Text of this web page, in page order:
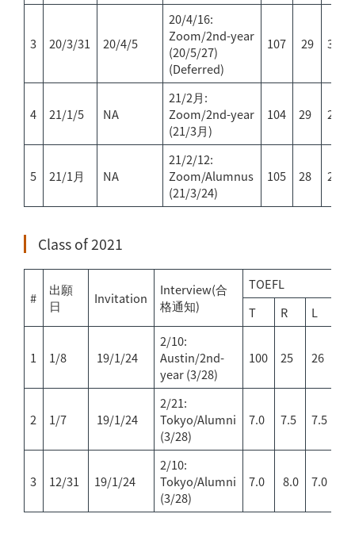
3 20/3/31 20/4/5
20/4/16:
Zoom/2nd-year
(20/5/27)
(Deferred)
107 29 30
4 21/1/5 NA
21/2月:
Zoom/2nd-year
(21/3月)
104 29 29
5 21/1月 NA
21/2/12:
Zoom/Alumnus
(21/3/24)
105 28 29
Class of 2021
#
出願
日
Invitation
Interview(合
格通知)
TOEFL
T
R L
1 1/8 19/1/24
2/10:
Austin/2nd-
year (3/28)
100 25 26
2 1/7 19/1/24
2/21:
Tokyo/Alumni
(3/28)
7.0 7.5 7.5
3 12/31 19/1/24
2/10:
Tokyo/Alumni
(3/28)
7.0 8.0 7.0